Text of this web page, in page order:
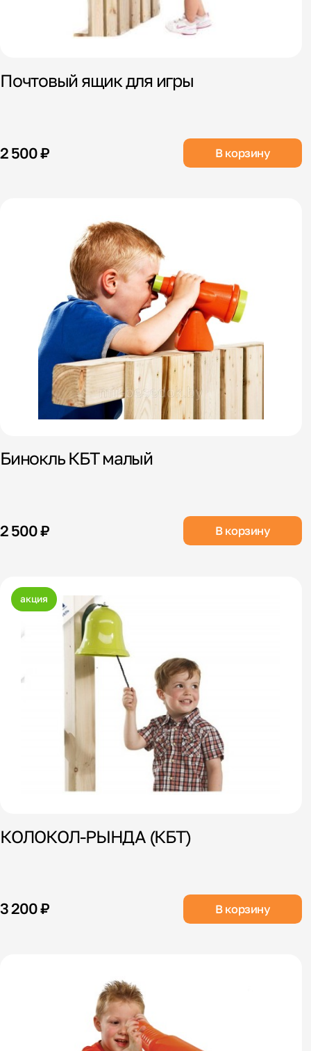
Почтовый ящик для игры
2 500 ₽ В корзину
Бинокль КБТ малый
2 500 ₽ В корзину
акция
КОЛОКОЛ-РЫНДА (КБТ)
3 200 ₽ В корзину